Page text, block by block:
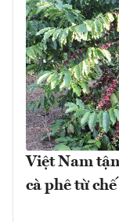
Việt Nam
cà phê từ